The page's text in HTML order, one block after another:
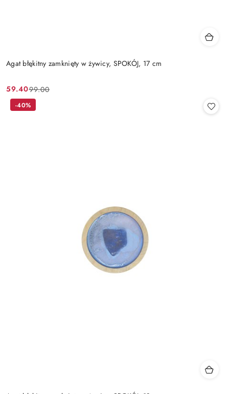
Agat błękitny zamknięty w żywicy, SPOKÓJ, 17 cm
Cena
promocyjna:
59.40
Cena
przed
99.00
-40%